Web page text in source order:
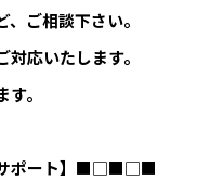
ご相談下さい。
応いたします。
。
ート】 ■□■□■